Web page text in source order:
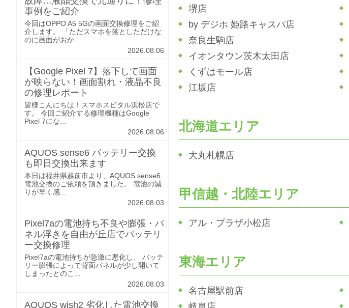
事例をご紹介
今回はOPPO A5 5Gの画面交換修理をご紹
介します。 「ただスマホを落としただけな
のに画面がおか...
2026.08.06
【Google Pixel 7】落下して画面
が映らない！画面割れ・液晶不良
の修理レポート
皆様こんにちは！スマホスピタル浜松店で
す。 今回ご紹介する修理機種はGoogle
Pixel 7にな...
2026.08.06
AQUOS sense6 バッテリー交換
も即日交換出来ます
本日は福井県越前市より、AQUOS sense6
電池交換のご依頼を頂きました。 電池の減
りが早く感...
2026.08.03
Pixel7aの電池持ち不良や膨張・パ
ネル浮きを自由が丘店でバッテリ
ー交換修理
Pixel7aの電池持ちが急激に悪化し、 バッテ
リー膨張によって背面パネルが少し開いて
しまったとのこ...
2026.08.03
AQUOS wish2 劣化した電池交換
堺店
by デジホ 姫路キャスパ店
奈良生駒店
イオンタウン茨木太田店
くずはモール店
江坂店
北海道エリア
大丸札幌店
甲信越・北陸エリア
アル・プラザ小松店
東海エリア
名古屋駅前店